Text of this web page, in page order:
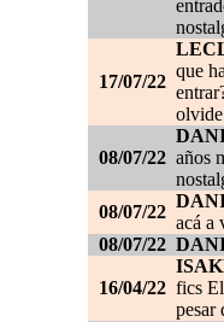
17/07/22
que
08/07/22 años
08/07/22
acá a
08/07/22
16/04/22 fics
pesar